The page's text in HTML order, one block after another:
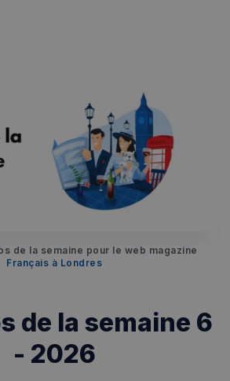
Français à Londres
la semaine 6
- 2026